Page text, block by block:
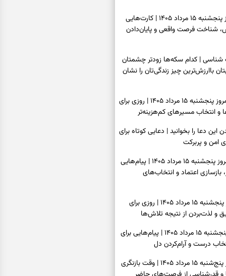
فال تاروت امروز پنجشنبه ۱۵ مرداد ۱۴۰۵ | کارت‌هایی
شناخت فرصت واقعی و پایان‌دادن
| کدام سکه‌ها زودتر چشمتان
باارزش‌ترین چیز زندگی‌تان را نشان
فال سرنوشت امروز پنجشنبه ۱۵ مرداد ۱۴۰۵ | روزی برای
و انتخاب مسیرهای کم‌هزینه‌تر
این دعا را بخوانید | دعایی کوتاه برای
امن و پربرکت
فال فرشتگان امروز پنجشنبه ۱۵ مرداد ۱۴۰۵ | پیام‌هایی
بازسازی اعتماد و انتخاب‌های
فال روزانه امروز پنجشنبه ۱۵ مرداد ۱۴۰۵ | روزی برای
و لذت‌بردن از نتیجه تلاش‌ها
فال انبیا امروز پنجشنبه ۱۵ مرداد ۱۴۰۵ | پیام‌هایی برای
درست و آرام‌کردن دل
فال حافظ امروز پنج‌شنبه ۱۵ مرداد ۱۴۰۵ | وقت بازنگری